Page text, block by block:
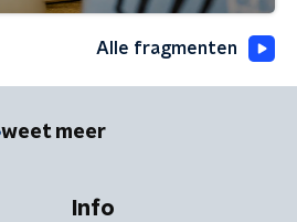
Alle fragmenten
weet meer
Info